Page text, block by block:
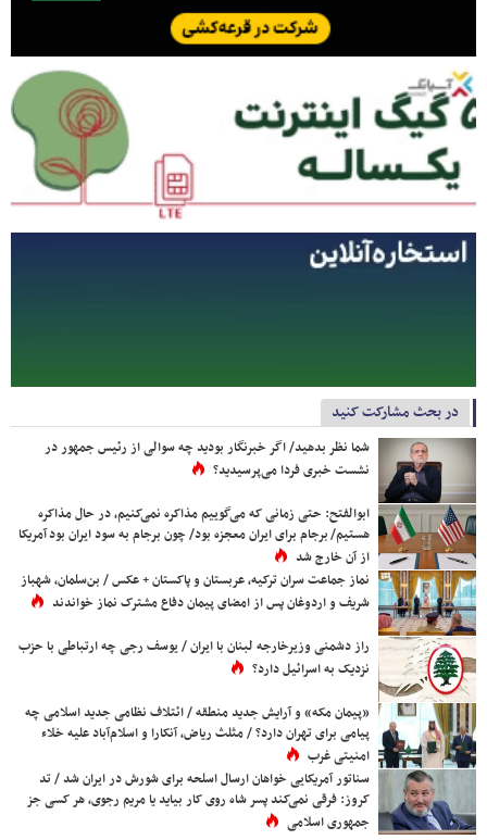
در بحث مشارکت کنید
شما نظر بدهید/ اگر خبرنگار بودید چه سوالی از رئیس جمهور در
نشست خبری فردا می‌پرسیدید؟
ابوالفتح: حتی زمانی که می‌گوییم مذاکره نمی‌کنیم، در حال مذاکره
هستیم/ برجام برای ایران معجزه بود/ چون برجام به سود ایران بود آمریکا
از آن خارج شد
نماز جماعت سران ترکیه، عربستان و پاکستان + عکس / بن‌سلمان، شهباز
شریف و اردوغان پس از امضای پیمان دفاع مشترک نماز خواندند
راز دشمنی وزیرخارجه لبنان با ایران / یوسف رجی چه ارتباطی با حزب
نزدیک به اسرائیل دارد؟
«پیمان مکه» و آرایش جدید منطقه / ائتلاف نظامی جدید اسلامی چه
پیامی برای تهران دارد؟ / مثلث ریاض، آنکارا و اسلام‌آباد علیه خلاء
امنیتی غرب
سناتور آمریکایی خواهان ارسال اسلحه برای شورش در ایران شد / تد
کروز: فرقی نمی‌کند پسر شاه روی کار بیاید یا مریم رجوی، هر کسی جز
جمهوری اسلامی